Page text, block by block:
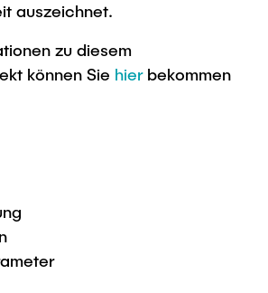
auszeichnet.
zu diesem
können Sie hierbekommen